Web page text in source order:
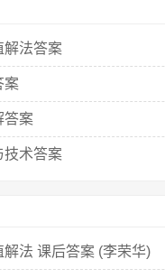
解法答案
案
答案
技术答案
法 课后答案 (李荣华)